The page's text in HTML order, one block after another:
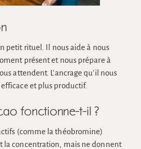
petit rituel. Il nous aide à nous
présent et nous prépare à
attendent. L'ancrage qu'il nous
et plus productif.
fonctionne-t-il ?
(comme la théobromine)
la concentration, mais ne donnent